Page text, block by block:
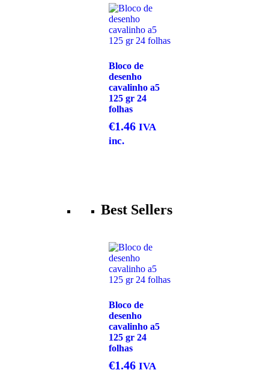
Bloco de
desenho
cavalinho a5
125 gr 24
folhas
€1.46 IVA
inc.
Best Sellers
Bloco de
desenho
cavalinho a5
125 gr 24
folhas
€1.46 IVA